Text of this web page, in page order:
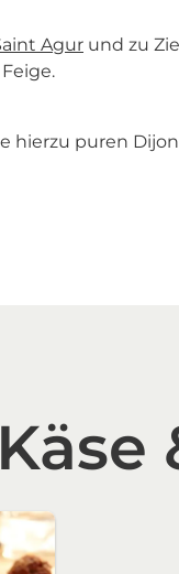
Agur und zu
hierzu puren